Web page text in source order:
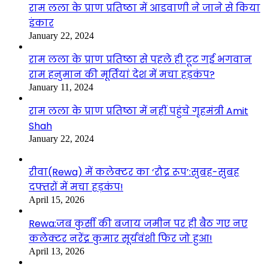
राम लला के प्राण प्रतिष्ठा में आडवाणी ने जाने से किया
इंकार
January 22, 2024
राम लला के प्राण प्रतिष्ठा से पहले ही टूट गई भगवान
राम हनुमान की मूर्तियां देश में मचा हड़कंप?
January 11, 2024
राम लला के प्राण प्रतिष्ठा में नहीं पहुंचे गृहमंत्री Amit
Shah
January 22, 2024
रीवा(Rewa) में कलेक्टर का ‘रौद्र रूप’:सुबह-सुबह
दफ्तरों में मचा हड़कंप!
April 15, 2026
Rewa:जब कुर्सी की बजाय जमीन पर ही बैठ गए नए
कलेक्टर नरेंद्र कुमार सूर्यवंशी फिर जो हुआ!
April 13, 2026